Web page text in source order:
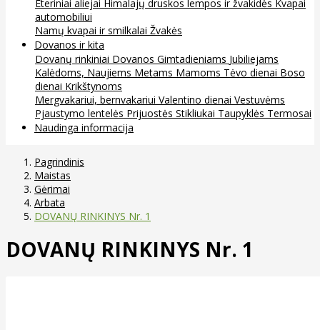
Eteriniai aliejai Himalajų druskos lempos ir žvakidės Kvapai
automobiliui
Namų kvapai ir smilkalai Žvakės
Dovanos ir kita
Dovanų rinkiniai Dovanos Gimtadieniams Jubiliejams
Kalėdoms, Naujiems Metams Mamoms Tėvo dienai Boso
dienai Krikštynoms
Mergvakariui, bernvakariui Valentino dienai Vestuvėms
Pjaustymo lentelės Prijuostės Stikliukai Taupyklės Termosai
Naudinga informacija
Pagrindinis
Maistas
Gėrimai
Arbata
DOVANŲ RINKINYS Nr. 1
DOVANŲ RINKINYS Nr. 1